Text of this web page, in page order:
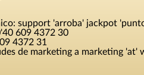
support 'arroba' jackpot
609 4372 30
4372 31
de marketing a marketing 'at'